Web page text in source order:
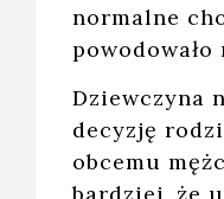
normalne
Dziewczyna
decyzję
obcemu
bardziej, że